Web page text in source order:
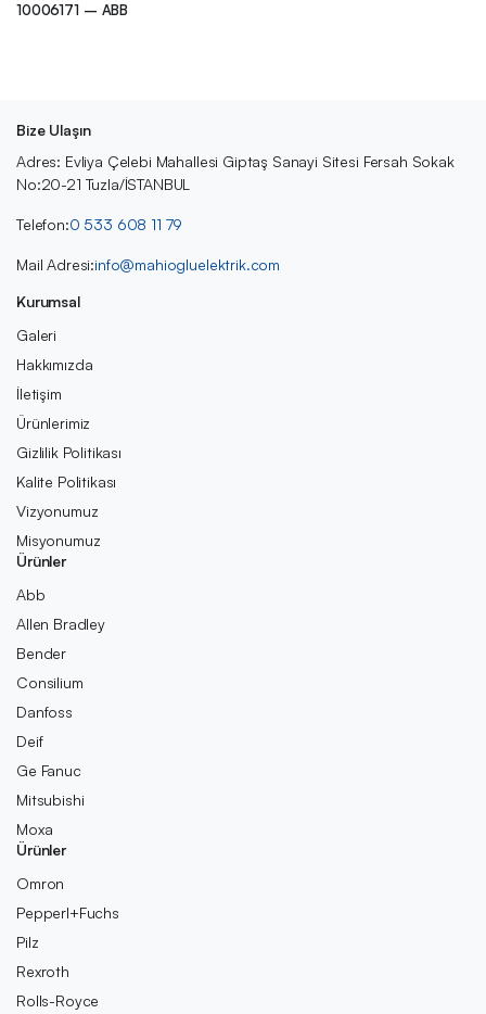
10006171 – ABB
Bize Ulaşın
Adres: Evliya Çelebi Mahallesi Giptaş Sanayi Sitesi Fersah Sokak
No:20-21 Tuzla/İSTANBUL
Telefon:0 533 608 11 79
Mail Adresi:info@mahiogluelektrik.com
Kurumsal
Galeri
Hakkımızda
İletişim
Ürünlerimiz
Gizlilik Politikası
Kalite Politikası
Vizyonumuz
Misyonumuz
Ürünler
Abb
Allen Bradley
Bender
Consilium
Danfoss
Deif
Ge Fanuc
Mitsubishi
Moxa
Ürünler
Omron
Pepperl+Fuchs
Pilz
Rexroth
Rolls-Royce